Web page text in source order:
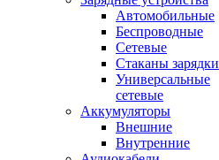
Автомобильные
Беспроводные
Сетевые
Стаканы зарядки
Универсальные
сетевые
Аккумуляторы
Внешние
Внутренние